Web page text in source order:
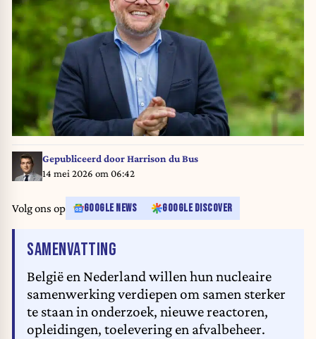
Gepubliceerd doorHarrison du Bus
14 mei 2026 om 06:42
Volg ons op GOOGLE NEWS GOOGLE DISCOVER
SAMENVATTING
België en Nederland willen hun nucleaire
samenwerking verdiepen om samen sterker
te staan in onderzoek, nieuwe reactoren,
opleidingen, toelevering en afvalbeheer.